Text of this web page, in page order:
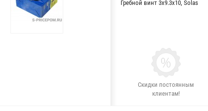
Гребной винт 3x9.3x10, Solas
Скидки постоянным
клиентам!